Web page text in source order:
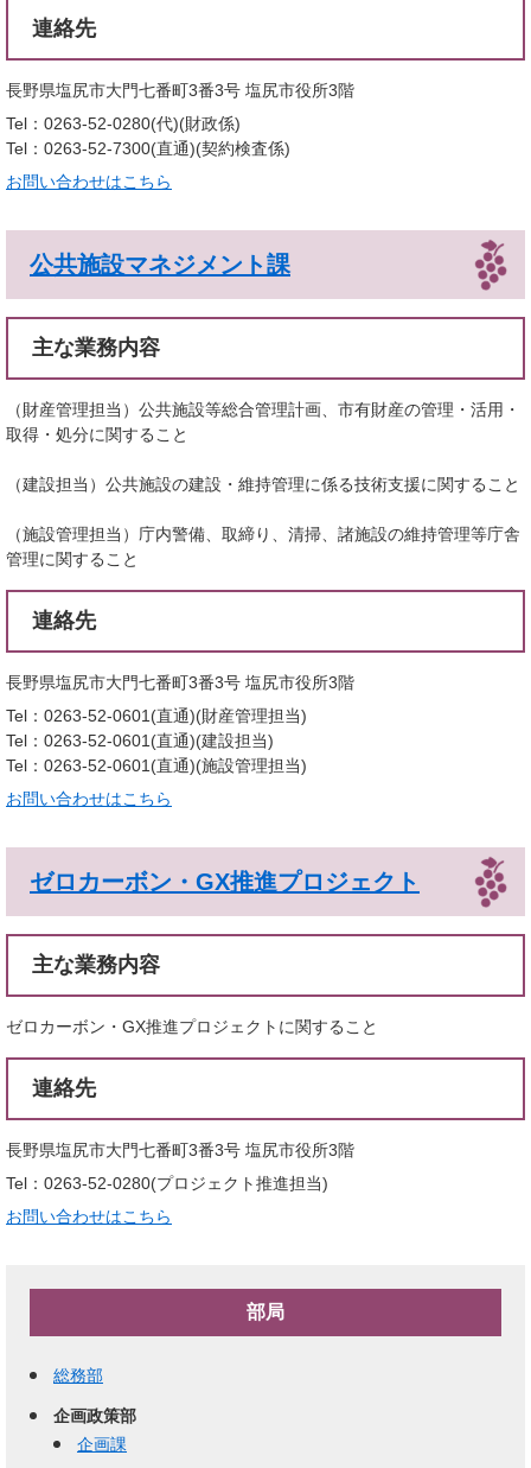
連絡先
長野県塩尻市大門七番町3番3号 塩尻市役所3階
Tel：0263-52-0280(代) 財政係
Tel：0263-52-7300(直通) 契約検査係
お問い合わせはこちら
公共施設マネジメント課
主な業務内容
（財産管理担当）公共施設等総合管理計画、市有財産の管理・活用・
取得・処分に関すること
（建設担当）公共施設の建設・維持管理に係る技術支援に関すること
（施設管理担当）庁内警備、取締り、清掃、諸施設の維持管理等庁舎
管理に関すること
連絡先
長野県塩尻市大門七番町3番3号 塩尻市役所3階
Tel：0263-52-0601(直通) 財産管理担当
Tel：0263-52-0601(直通) 建設担当
Tel：0263-52-0601(直通) 施設管理担当
お問い合わせはこちら
ゼロカーボン・GX推進プロジェクト
主な業務内容
ゼロカーボン・GX推進プロジェクトに関すること
連絡先
長野県塩尻市大門七番町3番3号 塩尻市役所3階
Tel：0263-52-0280 プロジェクト推進担当
お問い合わせはこちら
部局
総務部
企画政策部
企画課